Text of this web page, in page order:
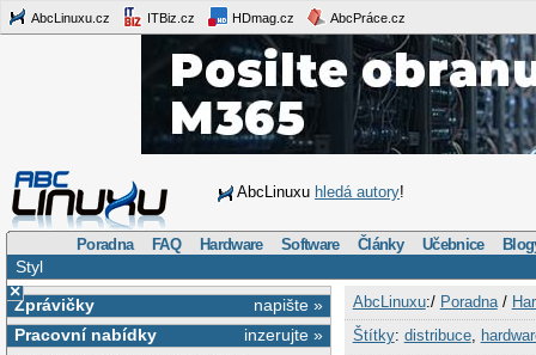
AbcLinuxu.cz ITBiz.cz HDmag.cz AbcPráce.cz
AbcLinuxu hledá autory!
Poradna FAQ Hardware Software Články Učebnice
Styl
×
napište »
Zprávičky
inzerujte »
Pracovní nabídky
AbcLinuxu:/ Poradna/
Štítky: distribuce,